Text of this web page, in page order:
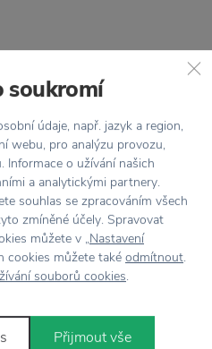
UMBRA
Stojan na papírové
utěrky Squire Black
335 Kč
soukromí
údaje, např. jazyk a region,
webu, pro analýzu provozu,
Informace o užívání našich
a analytickými partnery.
souhlas se zpracováním všech
zmíněné účely. Spravovat
můžete v „Nastavení
cookies můžete také odmítnout.
souborů cookies.
Přijmout vše